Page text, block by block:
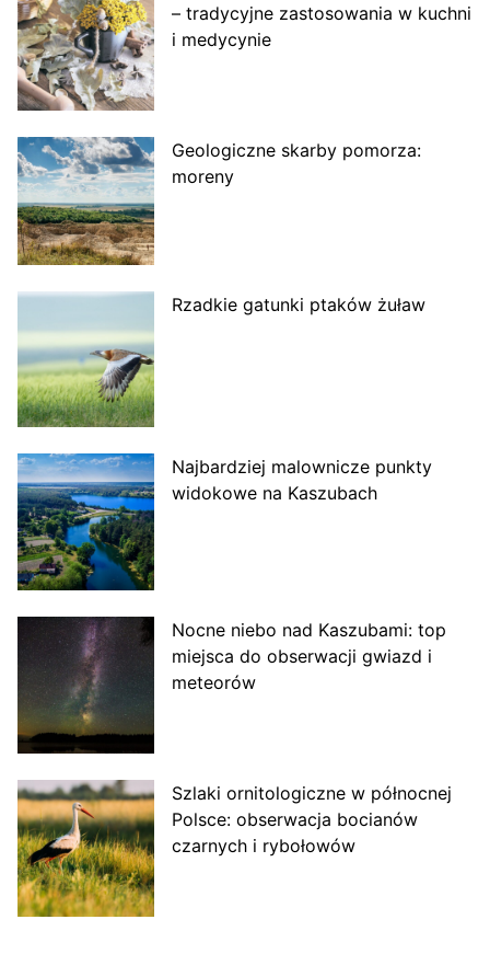
– tradycyjne zastosowania w kuchni
i medycynie
Geologiczne skarby pomorza:
moreny
Rzadkie gatunki ptaków żuław
Najbardziej malownicze punkty
widokowe na Kaszubach
Nocne niebo nad Kaszubami: top
miejsca do obserwacji gwiazd i
meteorów
Szlaki ornitologiczne w północnej
Polsce: obserwacja bocianów
czarnych i rybołowów